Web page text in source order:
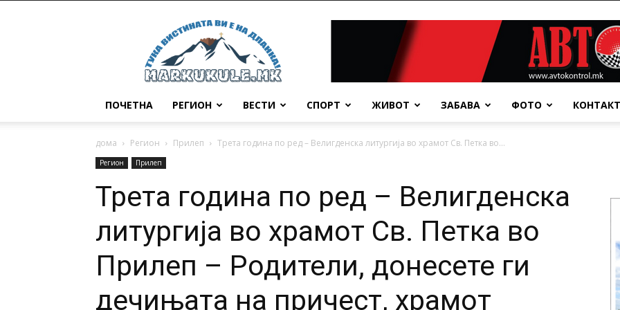
Маркукуле
ПОЧЕТНА РЕГИОН ВЕСТИ СПОРТ ЖИВОТ ЗАБАВА ФОТО КОНТАКТ
дома Регион Прилеп Трета година по ред – Велигденска литургија во храмот Св. Петка во...
Регион Прилеп
Трета година по ред – Велигденска
литургија во храмот Св. Петка во
Прилеп – Родители, донесете ги
дечињата на причест, храмот